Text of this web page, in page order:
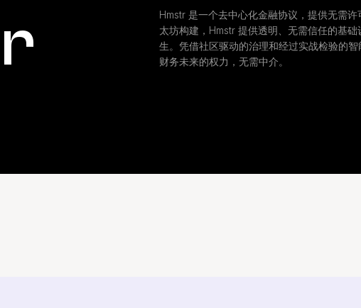
Hmstr 是一个去中心化金融协议，提供无需
太坊构建，Hmstr 提供透明、无需信任的基
生。凭借社区驱动的治理和经过实战检验的
财务未来的权力，无需中介。